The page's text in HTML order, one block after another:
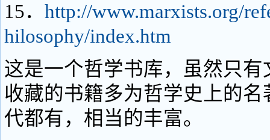
15． http://www.marxists.org/
hilosophy/index.htm
这是一个哲学书库，虽然只
收藏的书籍多为哲学史上的
代都有，相当的丰富。